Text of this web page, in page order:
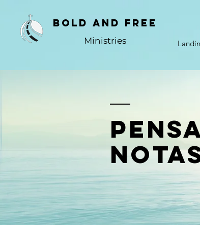
BOLD AND FREE
Ministries